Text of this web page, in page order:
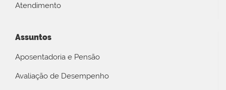
Atendimento
Assuntos
Aposentadoria e Pensão
Avaliação de Desempenho